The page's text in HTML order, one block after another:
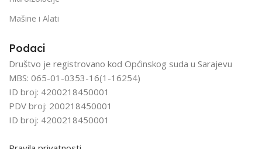
Mašine i Alati
Podaci
Društvo je registrovano kod Općinskog suda u Sarajevu
MBS: 065-01-0353-16(1-16254)
ID broj: 4200218450001
PDV broj: 200218450001
ID broj: 4200218450001